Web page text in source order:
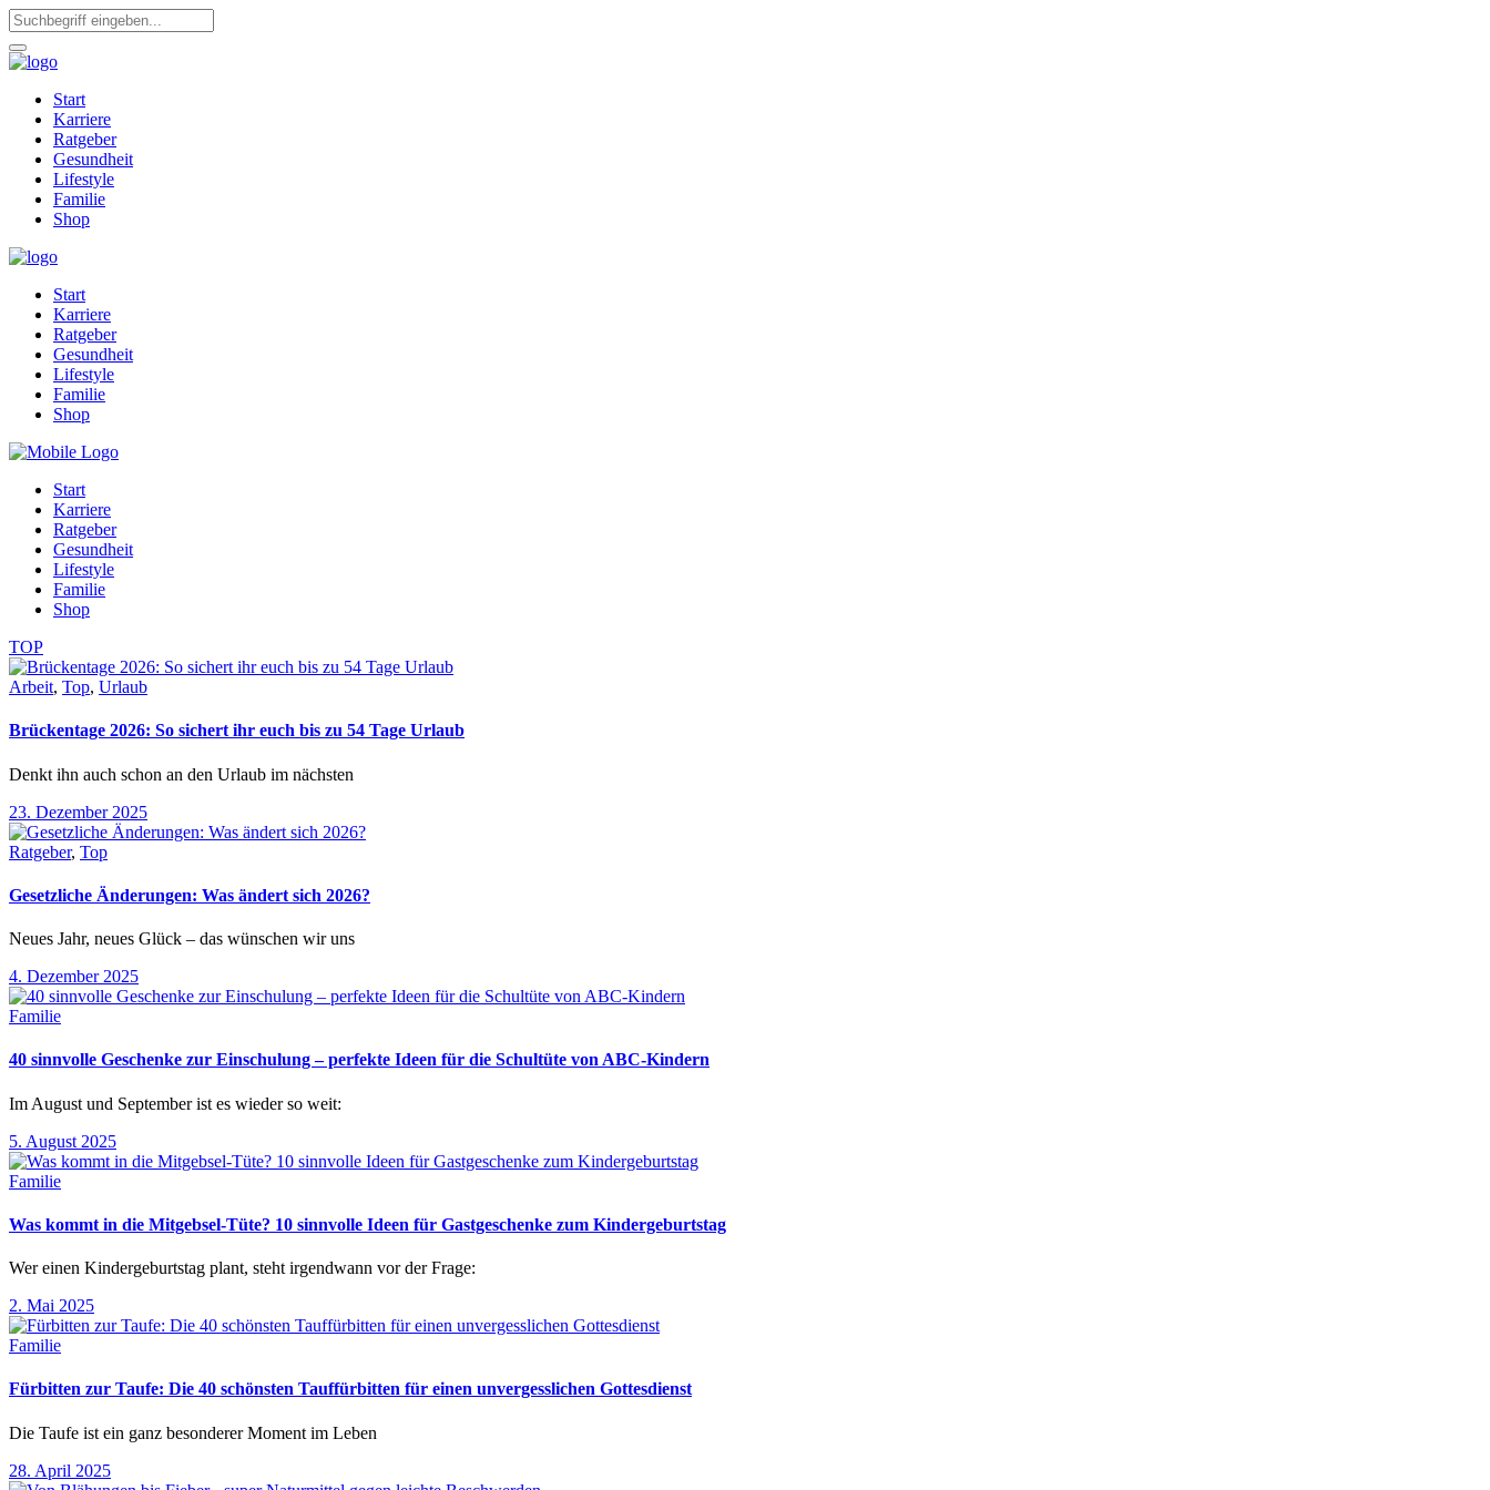
Start
Karriere
Ratgeber
Gesundheit
Lifestyle
Familie
Shop
Start
Karriere
Ratgeber
Gesundheit
Lifestyle
Familie
Shop
Start
Karriere
Ratgeber
Gesundheit
Lifestyle
Familie
Shop
TOP
Arbeit, Top, Urlaub
Brückentage 2026: So sichert ihr euch bis zu 54 Tage Urlaub
Denkt ihn auch schon an den Urlaub im nächsten
23. Dezember 2025
Ratgeber, Top
Gesetzliche Änderungen: Was ändert sich 2026?
Neues Jahr, neues Glück – das wünschen wir uns
4. Dezember 2025
Familie
40 sinnvolle Geschenke zur Einschulung – perfekte Ideen für die Schultüte von ABC-Kindern
Im August und September ist es wieder so weit:
5. August 2025
Familie
Was kommt in die Mitgebsel-Tüte? 10 sinnvolle Ideen für Gastgeschenke zum Kindergeburtstag
Wer einen Kindergeburtstag plant, steht irgendwann vor der Frage:
2. Mai 2025
Familie
Fürbitten zur Taufe: Die 40 schönsten Tauffürbitten für einen unvergesslichen Gottesdienst
Die Taufe ist ein ganz besonderer Moment im Leben
28. April 2025